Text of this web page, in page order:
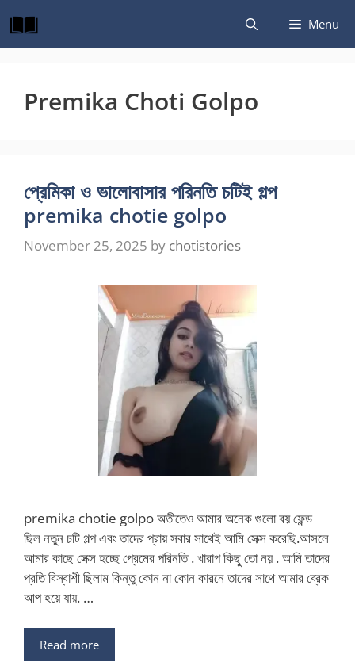
to
content
Menu
Premika Choti Golpo
প্রেমিকা ও ভালোবাসার পরিনতি চটিই গল্প
premika chotie golpo
November 25, 2025 by chotistories
premika chotie golpo অতীতেও আমার অনেক গুলো বয় ফেন্ড
ছিল নতুন চটি গল্প এবং তাদের প্রায় সবার সাথেই আমি সেক্স করেছি.আসলে
আমার কাছে সেক্স হচ্ছে প্রেমের পরিনতি . খারাপ কিছু তো নয় . আমি তাদের
প্রতি বিস্বাশী ছিলাম কিন্তু কোন না কোন কারনে তাদের সাথে আমার ব্রেক
আপ হয়ে যায়. …
Read more